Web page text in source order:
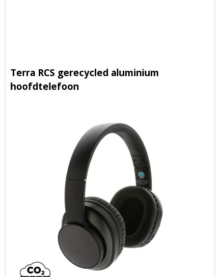
Terra RCS gerecycled aluminium
hoofdtelefoon